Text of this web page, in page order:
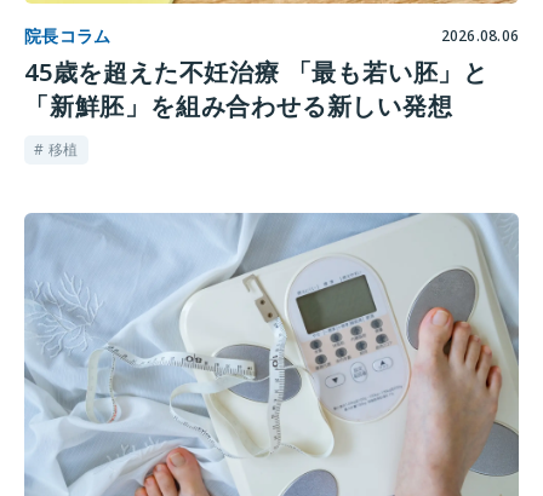
院長コラム 2026.08.06
45歳を超えた不妊治療 「最も若い胚」と
「新鮮胚」を組み合わせる新しい発想
# 移植